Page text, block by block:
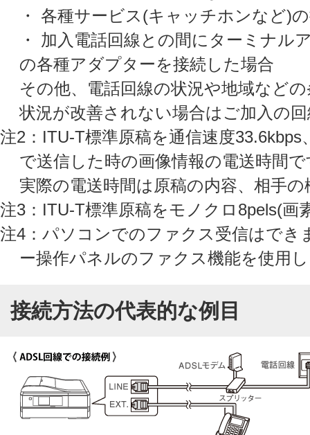
・ 各種サービス(キャッチホンなど)
・ 加入電話回線との間にターミナル
の各種アダプターを接続した場合
その他、電話回線の状況や地域など
状況が改善されない場合はご加入の
注2：ITU-T標準原稿を通信速度
で送信した時の画像情報の電送時間で
実際の電送時間は原稿の内容、相手
注3：ITU-T標準原稿をモノクロ8pels(画
注4：パソコンでのファクス受信はで
ー操作パネルのファクス機能を使用
接続方法の代表的な例目